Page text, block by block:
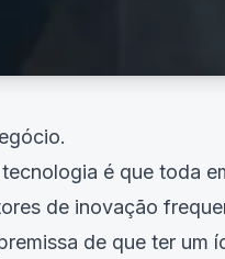
é que toda
de inovação
de que ter um